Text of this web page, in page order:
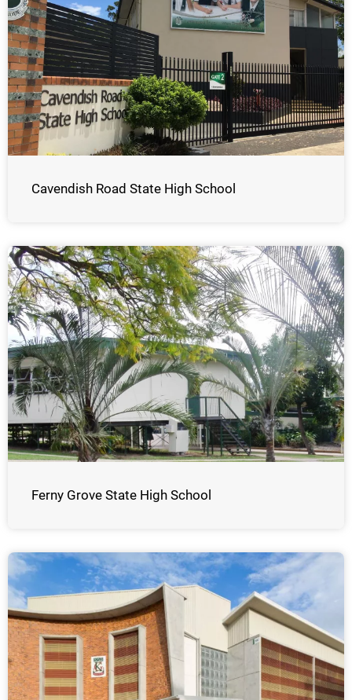
Cavendish Road State High School
Ferny Grove State High School